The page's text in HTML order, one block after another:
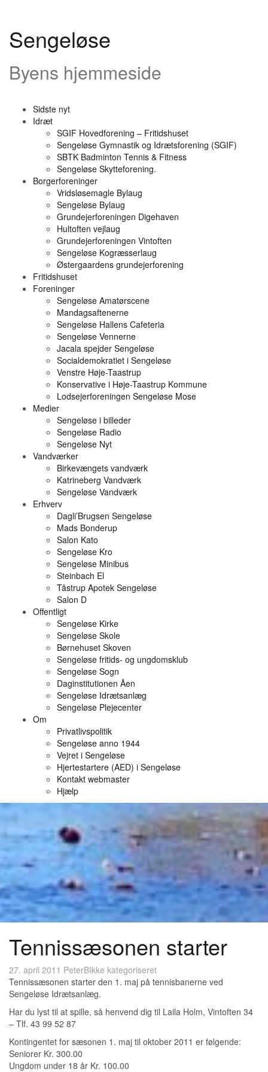
indholdSengeløse
Byens hjemmeside
Sidste nyt
Idræt
SGIF Hovedforening – Fritidshuset
Sengeløse Gymnastik og Idrætsforening (SGIF)
SBTK Badminton Tennis & Fitness
Sengeløse Skytteforening.
Borgerforeninger
Vridsløsemagle Bylaug
Sengeløse Bylaug
Grundejerforeningen Digehaven
Hultoften vejlaug
Grundejerforeningen Vintoften
Sengeløse Kogræsserlaug
Østergaardens grundejerforening
Fritidshuset
Foreninger
Sengeløse Amatørscene
Mandagsaftenerne
Sengeløse Hallens Cafeteria
Sengeløse Vennerne
Jacala spejder Sengeløse
Socialdemokratiet i Sengeløse
Venstre Høje-Taastrup
Konservative i Høje-Taastrup Kommune
Lodsejerforeningen Sengeløse Mose
Medier
Sengeløse i billeder
Sengeløse Radio
Sengeløse Nyt
Vandværker
Birkevængets vandværk
Katrineberg Vandværk
Sengeløse Vandværk
Erhverv
Dagli’Brugsen Sengeløse
Mads Bonderup
Salon Kato
Sengeløse Kro
Sengeløse Minibus
Steinbach El
Tåstrup Apotek Sengeløse
Salon D
Offentligt
Sengeløse Kirke
Sengeløse Skole
Børnehuset Skoven
Sengeløse fritids- og ungdomsklub
Sengeløse Sogn
Daginstitutionen Åen
Sengeløse Idrætsanlæg
Sengeløse Plejecenter
Om
Privatlivspolitik
Sengeløse anno 1944
Vejret i Sengeløse
Hjertestartere (AED) i Sengeløse
Kontakt webmaster
Hjælp
Tennissæsonen starter
27. april 2011 PeterBIkke kategoriseret
Tennissæsonen starter den 1. maj på tennisbanerne ved
Sengeløse Idrætsanlæg.
Har du lyst til at spille, så henvend dig til Laila Holm, Vintoften 34
– Tlf. 43 99 52 87
Kontingentet for sæsonen 1. maj til oktober 2011 er følgende:
Seniorer Kr. 300.00
Ungdom under 18 år Kr. 100.00